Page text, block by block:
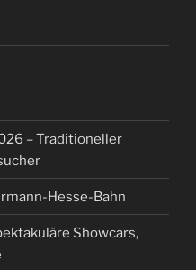
– Traditioneller
Hesse-Bahn
Showcars,